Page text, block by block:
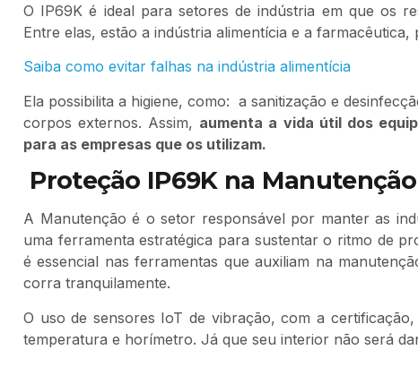
O IP69K é ideal para setores de indústria em que os
Entre elas, estão a indústria alimentícia e a farmacêutica,
Saiba como evitar falhas na indústria alimentícia
Ela possibilita a higiene, como: a sanitização e
corpos externos. Assim, aumenta a vida útil dos
para as empresas que os utilizam.
Proteção IP69K na Manutenção
A Manutenção é o setor responsável por manter as
uma ferramenta estratégica para sustentar o ritmo de
é essencial nas ferramentas que auxiliam na
corra tranquilamente.
O uso de sensores IoT de vibração, com a
temperatura e horímetro. Já que seu interior não será